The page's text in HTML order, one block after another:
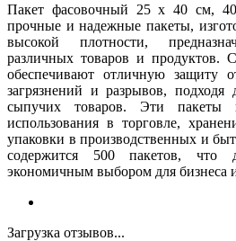
Пакет фасовочный 25 х 40 см,
прочные и надежные пакеты,
высокой плотности,
различных товаров и
обеспечивают отличную защиту
загрязнений и разрывов,
сыпучих товаров. Эти пакеты
использования в торговле,
упаковки в производственных и
содержится 500 пакетов,
экономичным выбором для бизнеса
Загрузка отзывов...